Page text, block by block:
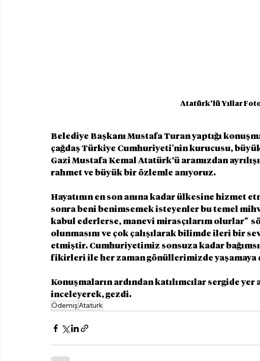
Atatürk’lü Yıllar
Belediye Başkanı Mustafa Turan yaptığı
çağdaş Türkiye Cumhuriyeti'nin kurucusu,
Gazi Mustafa Kemal Atatürk’ü aramızdan
rahmet ve büyük bir özlemle anıyoruz.
Hayatının en son anına kadar ülkesine hizmet
sonra beni benimsemek isteyenler bu temel
kabul ederlerse, manevi mirasçılarım olurlar"
olunmasını ve çok çalışılarak bilimde ileri bir
etmiştir. Cumhuriyetimiz sonsuza kadar
fikirleri ile her zaman gönüllerimizde yaşamaya
Konuşmaların ardından katılımcılar sergide
inceleyerek, gezdi.
ÖdemişAtatürk